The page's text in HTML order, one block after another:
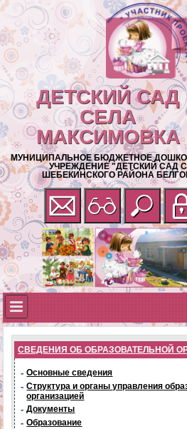
ДЕТСКИЙ САД
СЕЛА
МАКСИМОВКА
МУНИЦИПАЛЬНОЕ БЮДЖЕТНОЕ
УЧРЕЖДЕНИЕ "ДЕТСКИЙ САД
ШЕБЕКИНСКОГО РАЙОНА
СВЕДЕНИЯ ОБ ОБРАЗОВАТЕЛЬНОЙ
- Основные сведения
- Структура и органы управления
организацией
- Документы
- Образование